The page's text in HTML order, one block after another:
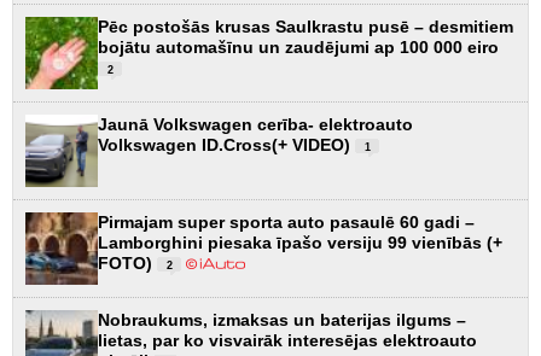
Pēc postošās krusas Saulkrastu pusē – desmitiem
bojātu automašīnu un zaudējumi ap 100 000 eiro
2
Jaunā Volkswagen cerība- elektroauto
Volkswagen ID.Cross(+ VIDEO)
1
Pirmajam super sporta auto pasaulē 60 gadi –
Lamborghini piesaka īpašo versiju 99 vienībās (+
FOTO)
2
Nobraukums, izmaksas un baterijas ilgums –
lietas, par ko visvairāk interesējas elektroauto